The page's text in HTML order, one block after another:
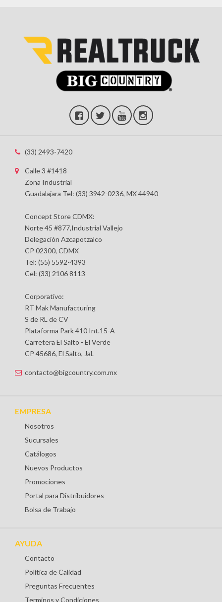
(33) 2493-7420
Calle 3 #1418
Zona Industrial
Guadalajara Tel: (33) 3942-0236, MX 44940
Concept Store CDMX:
Norte 45 #877,Industrial Vallejo
Delegación Azcapotzalco
CP 02300, CDMX
Tel: (55) 5592-4393
Cel: (33) 2106 8113
Corporativo:
RT Mak Manufacturing
S de RL de CV
Plataforma Park 410 Int.15-A
Carretera El Salto - El Verde
CP 45686, El Salto, Jal.
contacto@bigcountry.com.mx
EMPRESA
Nosotros
Sucursales
Catálogos
Nuevos Productos
Promociones
Portal para Distribuidores
Bolsa de Trabajo
AYUDA
Contacto
Política de Calidad
Preguntas Frecuentes
Terminos y Condiciones